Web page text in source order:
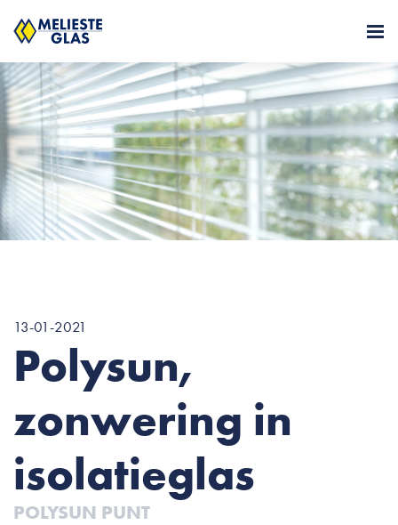
13-01-2021
Polysun,
zonwering in
isolatieglas
POLYSUN PUNT